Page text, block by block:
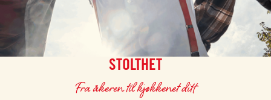
STOLTHET
Fra åkeren til kjøkkenet ditt